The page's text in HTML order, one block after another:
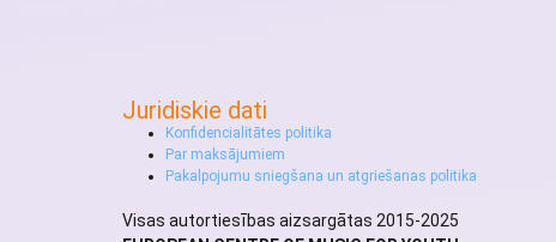
Juridiskie dati
Konfidencialitātes politika
Par maksājumiem
Pakalpojumu sniegšana un atgriešanas politika
Visas autortiesības aizsargātas 2015-2025